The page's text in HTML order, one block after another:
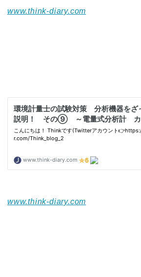
www.think-diary.com
www.think-diary.com